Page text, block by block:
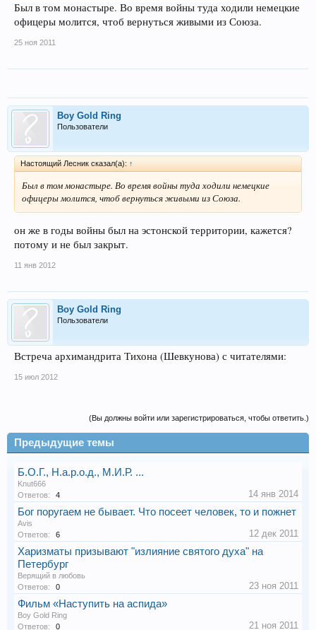
Был в том монастыре. Во время войны туда ходили немецкие
офицеры молится, чтоб вернуться живыми из Союза.
25 ноя 2011
Boy Gold Ring
Пользователи
Настоящий Лесник сказал(а): ↑
Был в том монастыре. Во время войны туда ходили немецкие
офицеры молится, чтоб вернуться живыми из Союза.
он же в годы войны был на эстонской территории, кажется?
потому и не был закрыт.
11 янв 2012
Boy Gold Ring
Пользователи
Встреча архимандрита Тихона (Шевкунова) с читателями:
15 июл 2012
(Вы должны войти или зарегистрироваться, чтобы ответить.)
Предыдущие темы
Б.О.Г., Н.а.р.о.д., М.И.Р. ...
Knut666
Ответов:
4 14 янв 2014
Бог поругаем не бывает. Что посеет человек, то и пожнет
Avis
Ответов:
6 12 дек 2011
Харизматы призывают "излияние святого духа" на
Петербург
Верящий в любовь
Ответов:
0 23 ноя 2011
Фильм «Наступить на аспида»
Boy Gold Ring
Ответов:
0 21 ноя 2011